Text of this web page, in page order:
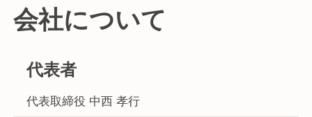
会社について
代表者
代表取締役 中西 孝行